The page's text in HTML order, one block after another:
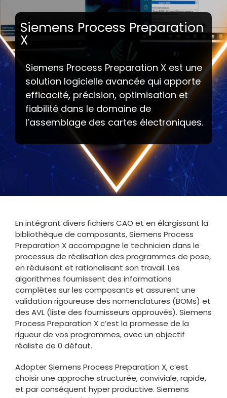
Siemens Process Preparation
X
Siemens Process Preparation X est une
solution logicielle avancée qui apporte
efficacité, précision, optimisation et
fiabilité dans le domaine de
l’assemblage des cartes électroniques.
En intégrant divers fichiers CAO et en élargissant la
bibliothèque de composants, Siemens Process
Preparation X accompagne le technicien dans le
processus de réalisation des programmes de pose,
en réduisant et rationalisant son travail. Les
algorithmes fournissent des informations
complètes sur les composants et assurent une
validation rigoureuse des nomenclatures (BOMs) et
des AVL (liste des fournisseurs approuvés). Siemens
Process Preparation X c’est la promesse de la
rigueur de vos programmes, avec un objectif
réaliste de 0 défaut.
Adopter Siemens Process Preparation X, c’est
choisir une approche structurée, conviviale, rapide,
et par conséquent hyper productive. Siemens